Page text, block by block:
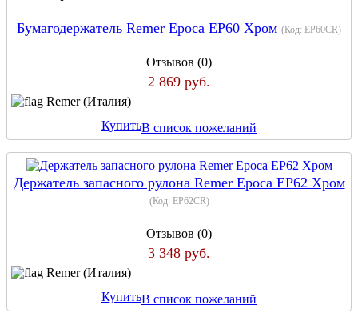
Бумагодержатель Remer Epoca EP60 Хром (Код: EP60CR)
Отзывов (0)
2 869 руб.
Remer (Италия)
КупитьВ список пожеланий
Держатель запасного рулона Remer Epoca EP62 Хром
(Код: EP62CR)
Отзывов (0)
3 348 руб.
Remer (Италия)
КупитьВ список пожеланий